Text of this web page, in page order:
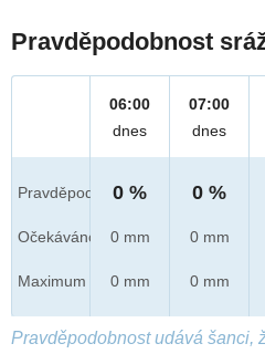
Pravděpodobnost
Pravděpod.
Očekáváno
Maximum
06:00
dnes
0 %
0 mm
0 mm
07:00
dnes
0 %
0 mm
0 mm
Pravděpodobnost udává šanci,